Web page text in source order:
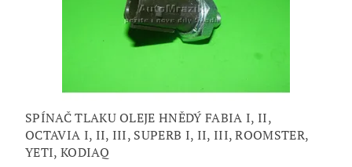
SPÍNAČ TLAKU OLEJE HNĚDÝ FABIA I, II,
OCTAVIA I, II, III, SUPERB I, II, III, ROOMSTER,
YETI, KODIAQ